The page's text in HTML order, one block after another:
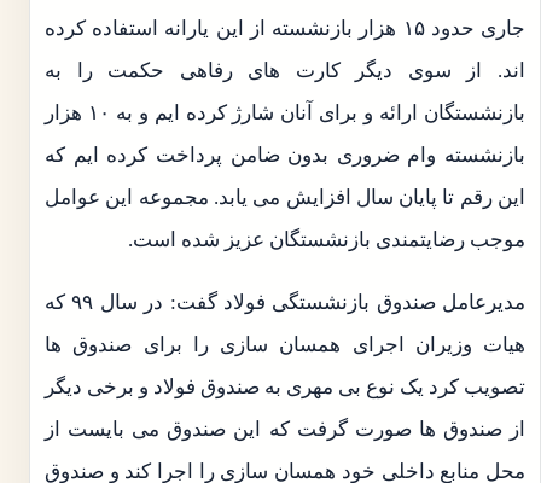
جاری حدود ۱۵ هزار بازنشسته از این یارانه استفاده کرده
اند. از سوی دیگر کارت های رفاهی حکمت را به
بازنشستگان ارائه و برای آنان شارژ کرده ایم و به ۱۰ هزار
بازنشسته وام ضروری بدون ضامن پرداخت کرده ایم که
این رقم تا پایان سال افزایش می یابد. مجموعه این عوامل
موجب رضایتمندی بازنشستگان عزیز شده است.
مدیرعامل صندوق بازنشستگی فولاد گفت: در سال ۹۹ که
هیات وزیران اجرای همسان سازی را برای صندوق ها
تصویب کرد یک نوع بی مهری به صندوق فولاد و برخی دیگر
از صندوق ها صورت گرفت که این صندوق می بایست از
محل منابع داخلی خود همسان سازی را اجرا کند و صندوق